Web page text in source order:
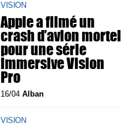
VISION
Apple a filmé un
crash d’avion mortel
pour une série
immersive Vision
Pro
16/04Alban
VISION